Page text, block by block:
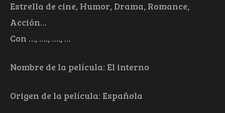
Estrella de cine, Humor, Drama, Romance,
Acción…
Con …, …., …., …
Nombre de la película: El interno
Origen de la película: Española